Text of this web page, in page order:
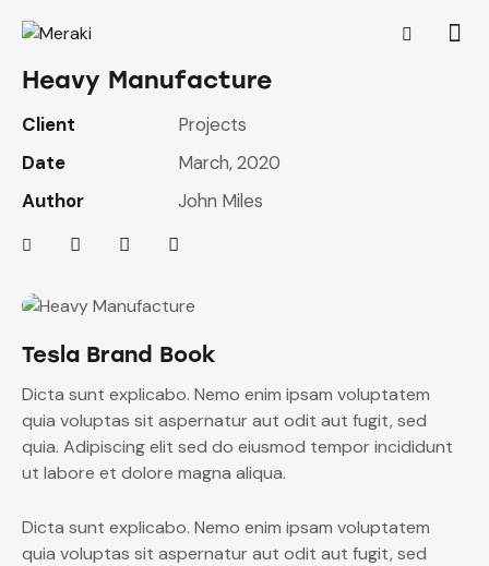
Heavy Manufacture
Client
Projects
Date
March, 2020
Author
John Miles
Tesla Brand Book
Dicta sunt explicabo. Nemo enim ipsam voluptatem
quia voluptas sit aspernatur aut odit aut fugit, sed
quia. Adipiscing elit sed do eiusmod tempor incididunt
ut labore et dolore magna aliqua.
Dicta sunt explicabo. Nemo enim ipsam voluptatem
quia voluptas sit aspernatur aut odit aut fugit, sed